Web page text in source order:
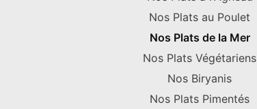
Nos Plats au Poulet
Nos Plats de la Mer
Nos Plats Végétariens
Nos Biryanis
Nos Plats Pimentés